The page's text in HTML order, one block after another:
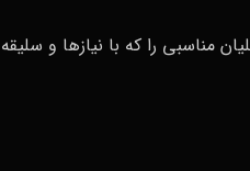
مناسبی را که با نیازها و